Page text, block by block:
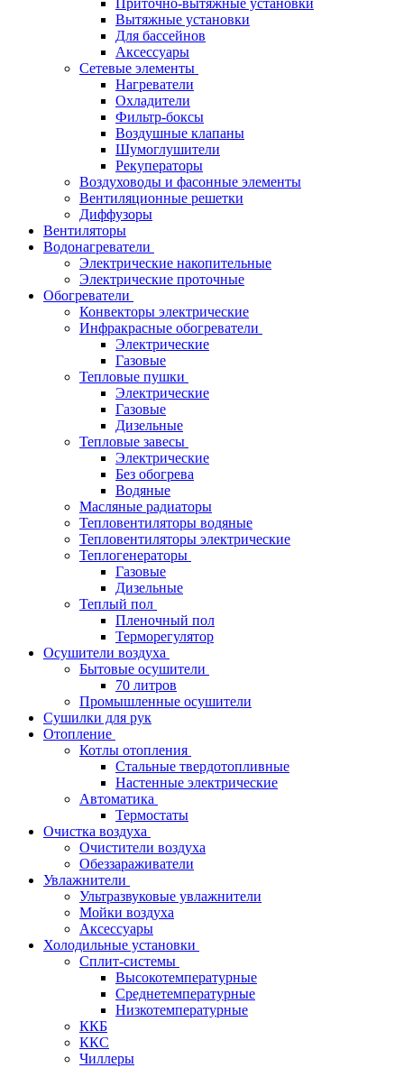
Приточно-вытяжные установки
Вытяжные установки
Для бассейнов
Аксессуары
Сетевые элементы
Нагреватели
Охладители
Фильтр-боксы
Воздушные клапаны
Шумоглушители
Рекуператоры
Воздуховоды и фасонные элементы
Вентиляционные решетки
Диффузоры
Вентиляторы
Водонагреватели
Электрические накопительные
Электрические проточные
Обогреватели
Конвекторы электрические
Инфракрасные обогреватели
Электрические
Газовые
Тепловые пушки
Электрические
Газовые
Дизельные
Тепловые завесы
Электрические
Без обогрева
Водяные
Масляные радиаторы
Тепловентиляторы водяные
Тепловентиляторы электрические
Теплогенераторы
Газовые
Дизельные
Теплый пол
Пленочный пол
Терморегулятор
Осушители воздуха
Бытовые осушители
70 литров
Промышленные осушители
Сушилки для рук
Отопление
Котлы отопления
Стальные твердотопливные
Настенные электрические
Автоматика
Термостаты
Очистка воздуха
Очистители воздуха
Обеззараживатели
Увлажнители
Ультразвуковые увлажнители
Мойки воздуха
Аксессуары
Холодильные установки
Сплит-системы
Высокотемпературные
Среднетемпературные
Низкотемпературные
ККБ
ККС
Чиллеры